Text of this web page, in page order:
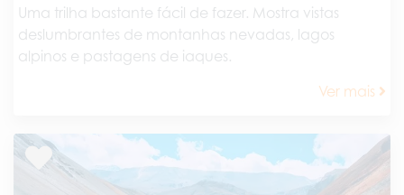
Uma trilha bastante fácil de fazer. Mostra vistas
deslumbrantes de montanhas nevadas, lagos
alpinos e pastagens de iaques.
Ver mais